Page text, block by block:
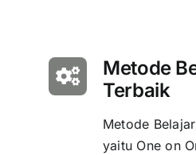
Metode
Terbaik
Metode
yaitu One on